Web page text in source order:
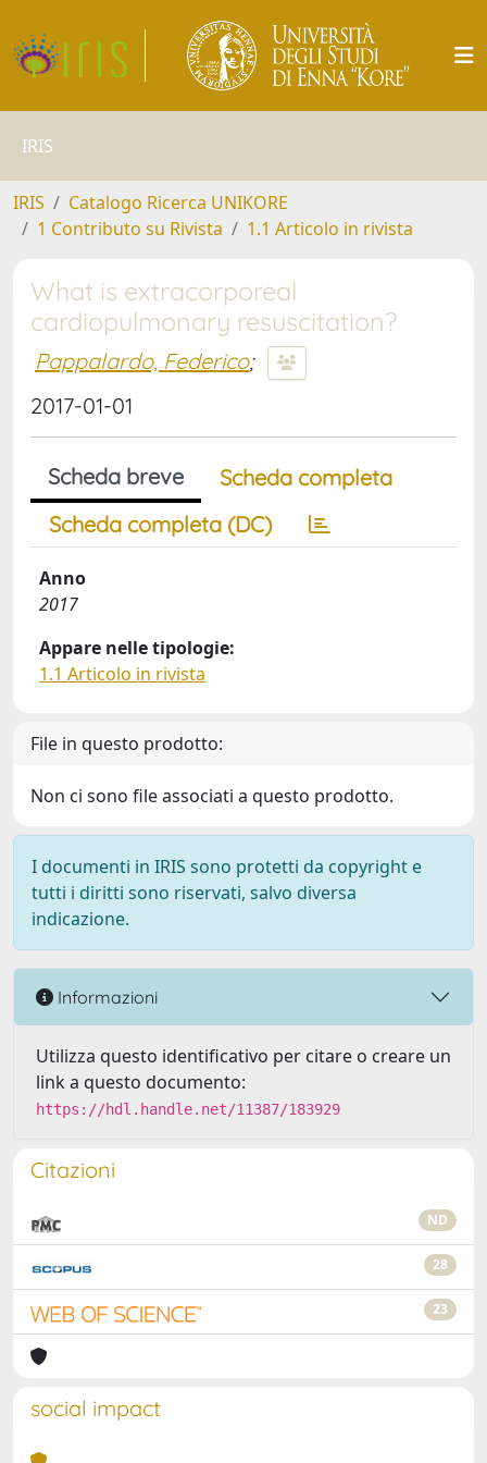
IRIS
IRIS
Catalogo Ricerca UNIKORE
1 Contributo su Rivista
1.1 Articolo in rivista
What is extracorporeal
cardiopulmonary resuscitation?
Pappalardo, Federico;
2017-01-01
Scheda breve
Scheda completa
Scheda completa (DC)
Anno
2017
Appare nelle tipologie:
1.1 Articolo in rivista
File in questo prodotto:
Non ci sono file associati a questo prodotto.
I documenti in IRIS sono protetti da copyright e
tutti i diritti sono riservati, salvo diversa
indicazione.
Informazioni
Utilizza questo identificativo per citare o creare un
link a questo documento:
https://hdl.handle.net/11387/183929
Citazioni
ND
28
23
social impact